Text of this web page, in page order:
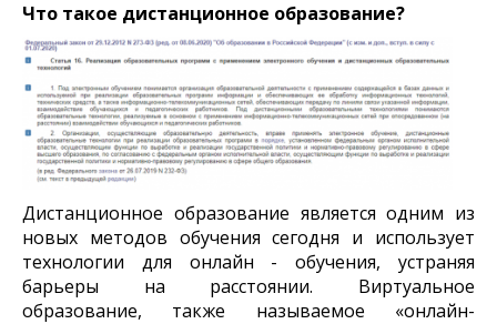
Что такое дистанционное образование?
Дистанционное образование является одним из
новых методов обучения сегодня и использует
технологии для онлайн - обучения, устраняя
барьеры на расстоянии. Виртуальное
образование, также называемое «онлайн-